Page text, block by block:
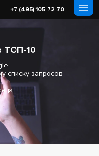
+7 (495) 105 72 70
ТОП-10
списку запросов